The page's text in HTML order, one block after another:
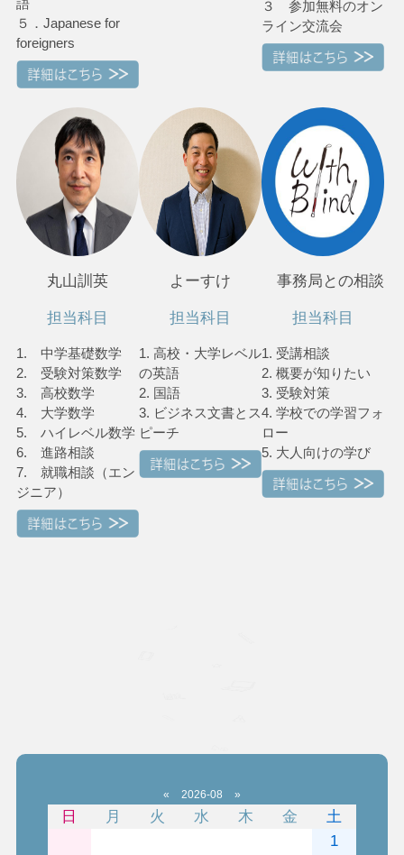
語
５．Japanese for
foreigners
３ 参加無料のオン
ライン交流会
丸山訓英
担当科目
1. 中学基礎数学
2. 受験対策数学
3. 高校数学
4. 大学数学
5. ハイレベル数学
6. 進路相談
7. 就職相談（エン
ジニア）
よーすけ
担当科目
1. 高校・大学レベル
の英語
2. 国語
3. ビジネス文書とス
ピーチ
事務局との相談
担当科目
1. 受講相談
2. 概要が知りたい
3. 受験対策
4. 学校での学習フォ
ロー
5. 大人向けの学び
« 2026-08 »
日 月 火 水 木 金
土
1